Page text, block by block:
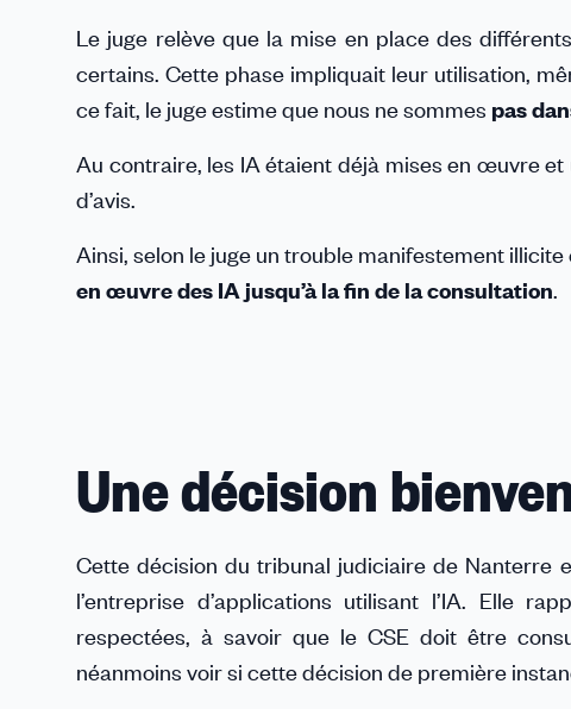
Le juge relève que la mise en place des
certains. Cette phase impliquait leur utilisation,
ce fait, le juge estime que nous ne sommes pas
Au contraire, les IA étaient déjà mises en œuvre et
d’avis.
Ainsi, selon le juge un trouble manifestement
en œuvre des IA jusqu’à la fin de la consultation.
Une décision
Cette décision du tribunal judiciaire de Nanterre
l’entreprise d’applications utilisant l’IA. Elle
respectées, à savoir que le CSE doit être
néanmoins voir si cette décision de première